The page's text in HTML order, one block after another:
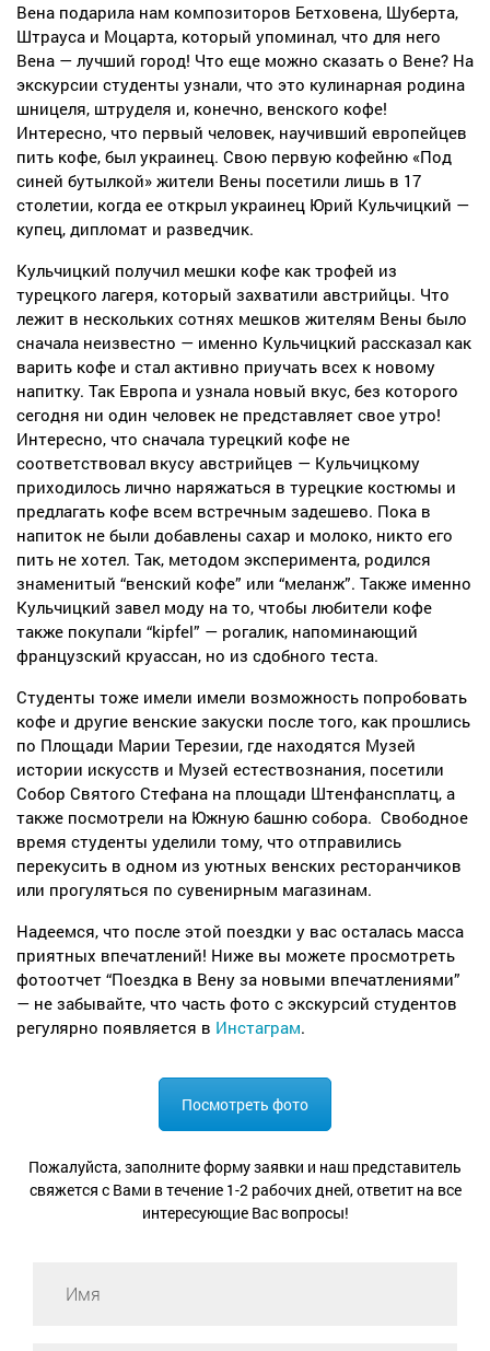
Вена подарила нам композиторов Бетховена, Шуберта,
Штрауса и Моцарта, который упоминал, что для него
Вена — лучший город! Что еще можно сказать о Вене? На
экскурсии студенты узнали, что это кулинарная родина
шницеля, штруделя и, конечно, венского кофе!
Интересно, что первый человек, научивший европейцев
пить кофе, был украинец. Свою первую кофейню «Под
синей бутылкой» жители Вены посетили лишь в 17
столетии, когда ее открыл украинец Юрий Кульчицкий —
купец, дипломат и разведчик.
Кульчицкий получил мешки кофе как трофей из
турецкого лагеря, который захватили австрийцы. Что
лежит в нескольких сотнях мешков жителям Вены было
сначала неизвестно — именно Кульчицкий рассказал как
варить кофе и стал активно приучать всех к новому
напитку. Так Европа и узнала новый вкус, без которого
сегодня ни один человек не представляет свое утро!
Интересно, что сначала турецкий кофе не
соответствовал вкусу австрийцев — Кульчицкому
приходилось лично наряжаться в турецкие костюмы и
предлагать кофе всем встречным задешево. Пока в
напиток не были добавлены сахар и молоко, никто его
пить не хотел. Так, методом эксперимента, родился
знаменитый “венский кофе” или “меланж”. Также именно
Кульчицкий завел моду на то, чтобы любители кофе
также покупали “kipfel” — рогалик, напоминающий
французский круассан, но из сдобного теста.
Студенты тоже имели имели возможность попробовать
кофе и другие венские закуски после того, как прошлись
по Площади Марии Терезии, где находятся Музей
истории искусств и Музей естествознания, посетили
Собор Святого Стефана на площади Штенфансплатц, а
также посмотрели на Южную башню собора. Свободное
время студенты уделили тому, что отправились
перекусить в одном из уютных венских ресторанчиков
или прогуляться по сувенирным магазинам.
Надеемся, что после этой поездки у вас осталась масса
приятных впечатлений! Ниже вы можете просмотреть
фотоотчет “Поездка в Вену за новыми впечатлениями”
— не забывайте, что часть фото с экскурсий студентов
регулярно появляется в Инстаграм.
Посмотреть фото
Пожалуйста, заполните форму заявки и наш представитель
свяжется с Вами в течение 1-2 рабочих дней, ответит на все
интересующие Вас вопросы!